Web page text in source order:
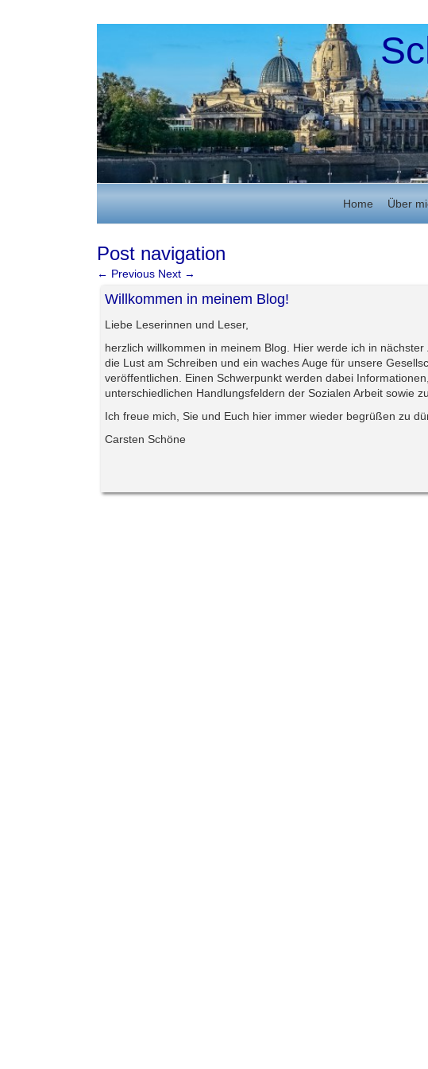
Home Über
Post navigation
← Previous Next →
Willkommen in meinem Blog!
Liebe Leserinnen und Leser,
herzlich willkommen in meinem Blog. Hier werde ich in
die Lust am Schreiben und ein waches Auge für unsere
veröffentlichen. Einen Schwerpunkt werden dabei
unterschiedlichen Handlungsfeldern der Sozialen Arbeit sowie
Ich freue mich, Sie und Euch hier immer wieder begrüßen zu
Carsten Schöne